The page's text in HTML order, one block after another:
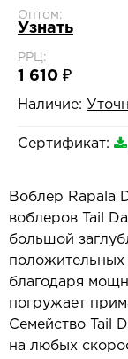
Оптом:
Узнать
РРЦ:
1 610 ₽
Наличие:
Сертификат:
Воблер Rapala
воблеров Tail
большой
положительных
благодаря
погружает
Семейство Tail
на любых